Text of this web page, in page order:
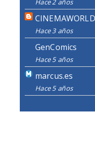
Hace 2 años
Hace 3 años
GenComics
Hace 5 años
marcus.es
Hace 5 años